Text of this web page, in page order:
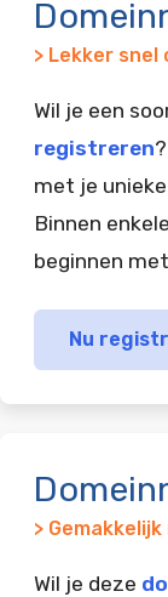
> Lekker snel
Wil je een
registreren
met je
Binnen
beginnen
Nu
>
Wil je deze